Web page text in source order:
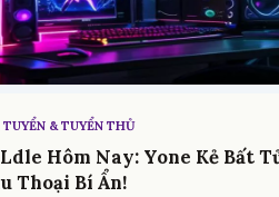
& TUYỂN THỦ
Hôm Nay: Yone Kẻ Bất
Thoại Bí Ẩn!